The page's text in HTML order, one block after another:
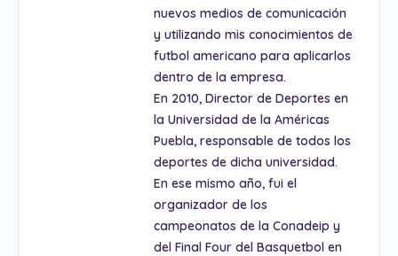
nuevos medios de comunicación
y utilizando mis conocimientos de
futbol americano para aplicarlos
dentro de la empresa.
En 2010, Director de Deportes en
la Universidad de la Américas
Puebla, responsable de todos los
deportes de dicha universidad.
En ese mismo año, fui el
organizador de los
campeonatos de la Conadeip y
del Final Four del Basquetbol en